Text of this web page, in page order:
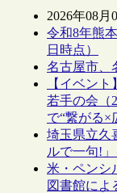
2026年08月
令和8年熊
日時点）
名古屋市、
【イベン
若手の会（
で“繋がる×
埼玉県立久
ルで一句!
米・ペンシ
図書館によ